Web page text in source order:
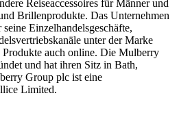
Reiseaccessoires für Männer und
Brillenprodukte. Das Unternehmen
Einzelhandelsgeschäfte,
unter der Marke
auch online. Die Mulberry
und hat ihren Sitz in Bath,
Group plc ist eine
Limited.